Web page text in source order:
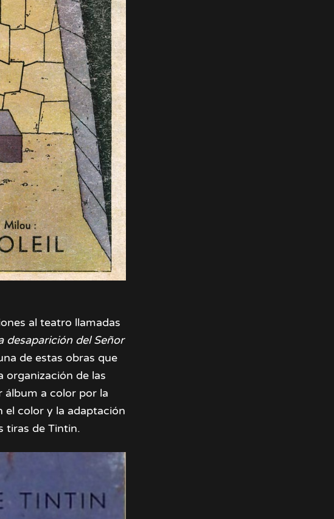
al teatro llamadas
desaparición del Señor
de estas obras que
organización de las
álbum a color por la
el color y la adaptación
tiras de Tintin.